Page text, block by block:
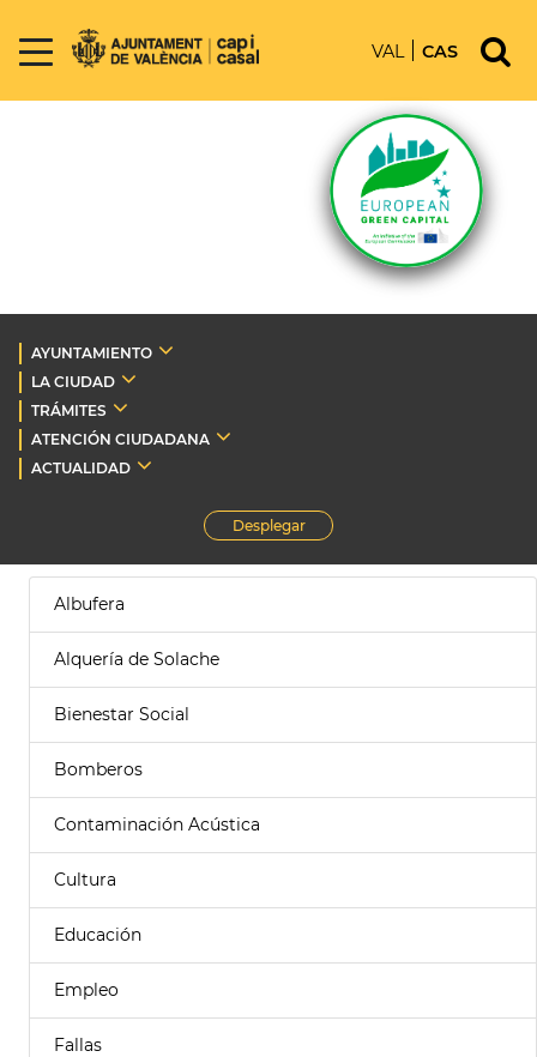
VAL CAS
AYUNTAMIENTO
LA CIUDAD
TRÁMITES
ATENCIÓN CIUDADANA
ACTUALIDAD
Desplegar
Albufera
Alquería de Solache
Bienestar Social
Bomberos
Contaminación Acústica
Cultura
Educación
Empleo
Fallas